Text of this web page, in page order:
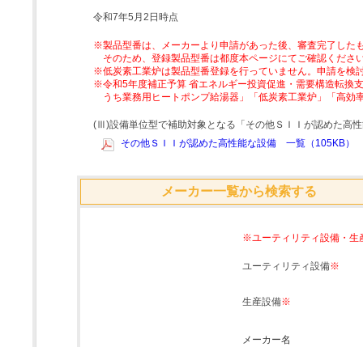
令和7年5月2日時点
※製品型番は、メーカーより申請があった後、審査完了した
そのため、登録製品型番は都度本ページにてご確認くださ
※低炭素工業炉は製品型番登録を行っていません。申請を検
※令和5年度補正予算 省エネルギー投資促進・需要構造転換
うち業務用ヒートポンプ給湯器」「低炭素工業炉」「高
(Ⅲ)設備単位型で補助対象となる「その他ＳＩＩが認めた高
その他ＳＩＩが認めた高性能な設備 一覧（105KB）
メーカー一覧から検索する
※ユーティリティ設備・生
ユーティリティ設備※
生産設備※
メーカー名